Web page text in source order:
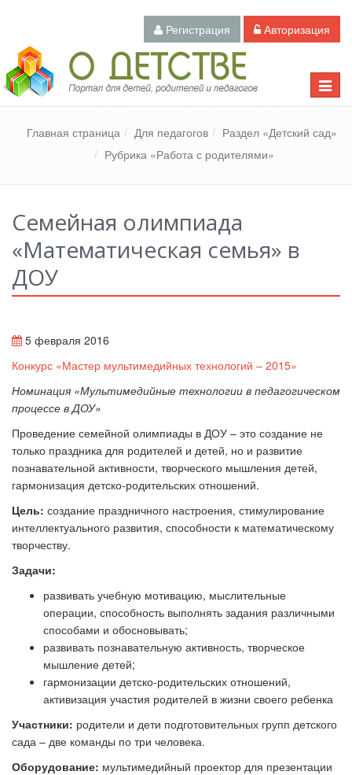
Регистрация Авторизация
Toggle
Педагогический портал «О детстве»
Главная страница Для педагогов
Раздел «Детский сад»
Рубрика «Работа с родителями»
Семейная олимпиада
«Математическая семья» в
ДОУ
5 февраля 2016
Конкурс «Мастер мультимедийных технологий – 2015»
Номинация «Мультимедийные технологии в педагогическом
процессе в ДОУ»
Проведение семейной олимпиады в ДОУ – это создание не
только праздника для родителей и детей, но и развитие
познавательной активности, творческого мышления детей,
гармонизация детско-родительских отношений.
Цель: создание праздничного настроения, стимулирование
интеллектуального развития, способности к математическому
творчеству.
Задачи:
развивать учебную мотивацию, мыслительные
операции, способность выполнять задания различными
способами и обосновывать;
развивать познавательную активность, творческое
мышление детей;
гармонизации детско-родительских отношений,
активизация участия родителей в жизни своего ребенка
Участники: родители и дети подготовительных групп детского
сада – две команды по три человека.
Оборудование: мультимедийный проектор для презентации